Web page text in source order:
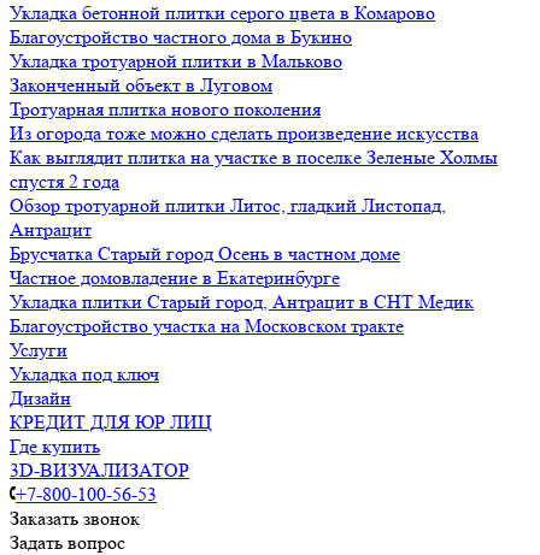
Укладка бетонной плитки серого цвета в Комарово
Благоустройство частного дома в Букино
Укладка тротуарной плитки в Мальково
Законченный объект в Луговом
Тротуарная плитка нового поколения
Из огорода тоже можно сделать произведение искусства
Как выглядит плитка на участке в поселке Зеленые Холмы
спустя 2 года
Обзор тротуарной плитки Литос, гладкий Листопад,
Антрацит
Брусчатка Старый город Осень в частном доме
Частное домовладение в Екатеринбурге
Укладка плитки Старый город, Антрацит в СНТ Медик
Благоустройство участка на Московском тракте
Услуги
Укладка под ключ
Дизайн
КРЕДИТ ДЛЯ ЮР ЛИЦ
Где купить
3D-ВИЗУАЛИЗАТОР
+7-800-100-56-53
Заказать звонок
Задать вопрос